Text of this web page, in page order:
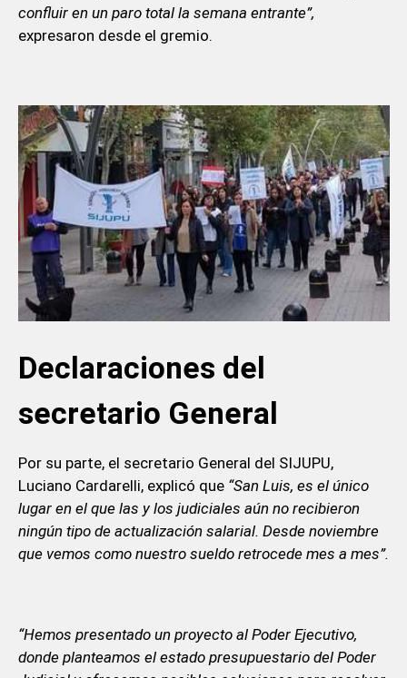
confluir en un paro total la semana entrante”,
expresaron desde el gremio.
Declaraciones del
secretario General
Por su parte, el secretario General del SIJUPU,
Luciano Cardarelli, explicó que “San Luis, es el único
lugar en el que las y los judiciales aún no recibieron
ningún tipo de actualización salarial. Desde noviembre
que vemos como nuestro sueldo retrocede mes a mes”.
“Hemos presentado un proyecto al Poder Ejecutivo,
donde planteamos el estado presupuestario del Poder